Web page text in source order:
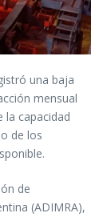
una baja
mensual
la capacidad
de los
de
(ADIMRA),